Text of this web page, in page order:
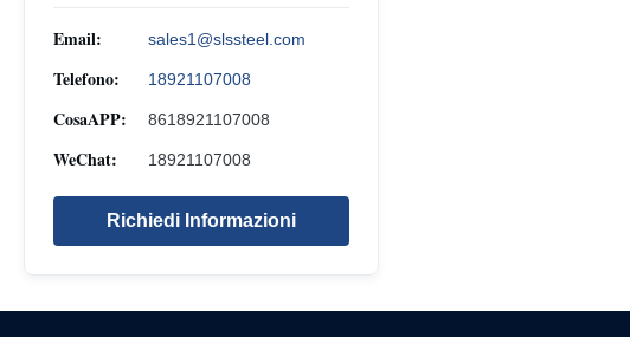
Email: sales1@slssteel.com
Telefono: 18921107008
CosaAPP: 8618921107008
WeChat: 18921107008
Richiedi Informazioni